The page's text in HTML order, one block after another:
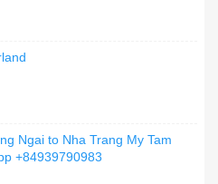
Ngai to Nha Trang My Tam
+84939790983